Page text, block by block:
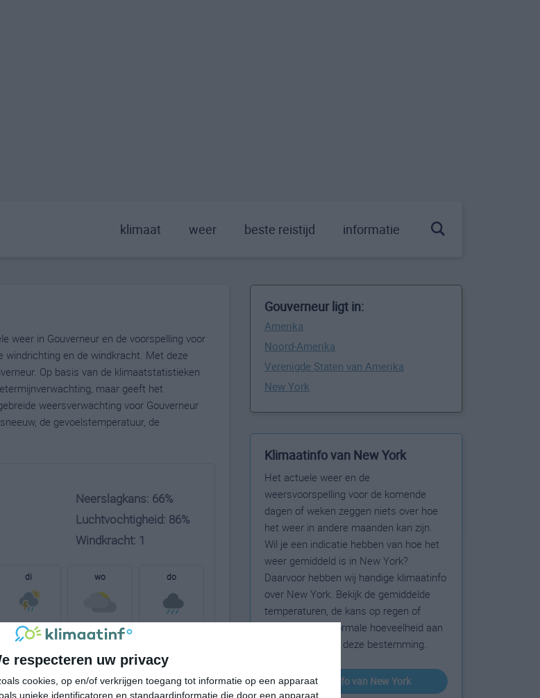
respecteren uw privacy
cookies, op en/of verkrijgen toegang tot informatie op een apparaat
unieke identificatoren en standaardinformatie die door een apparaat
klimaat weer beste reistijd informatie
weer in Gouverneur en de voorspelling voor
windrichting en de windkracht. Met deze
Op basis van de klimaatstatistieken
maar geeft het
weersverwachting voor Gouverneur
de gevoelstemperatuur, de
Neerslagkans: 66%
Luchtvochtigheid: 86%
Windkracht: 1
di
25° 17°
wo
15°
do
20°C 20°C 19°C
Gouverneur ligt in:
Amerika
Noord-Amerika
Verenigde Staten van Amerika
New York
Klimaatinfo van New York
Het actuele weer en de
weersvoorspelling voor de komende
dagen of weken zeggen niets over hoe
het weer in andere maanden kan zijn.
Wil je een indicatie hebben van hoe het
weer gemiddeld is in New York?
Daarvoor hebben wij handige klimaatinfo
over New York. Bekijk de gemiddelde
temperaturen, de kans op regen of
sneeuw en de normale hoeveelheid aan
zonneschijn voor deze bestemming.
klimaatinfo van New York